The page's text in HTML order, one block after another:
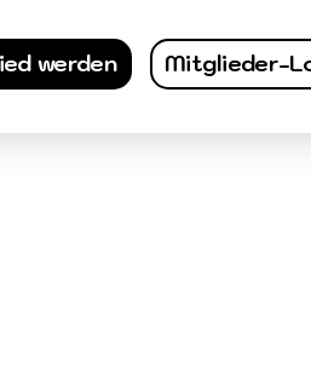
werden Mitglieder-